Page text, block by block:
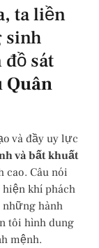
ta liền
sinh
sát
Quân
và đầy uy lực
và bất khuất
cao. Câu nói
khí phách
những hành
tôi hình dung
mệnh.